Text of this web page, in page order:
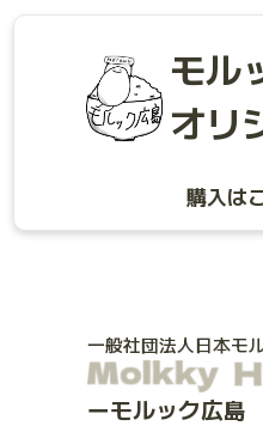
モル
オリ
購入は
一般社団法人日本モ
モルック広島